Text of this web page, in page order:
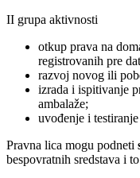
II grupa aktivnosti
otkup prava na
registrovanih pre
razvoj novog ili
izrada i ispitivanje
ambalaže;
uvođenje i
Pravna lica mogu podneti
bespovratnih sredstava i